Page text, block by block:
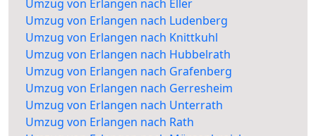
Umzug von Erlangen nach Eller
Umzug von Erlangen nach Ludenberg
Umzug von Erlangen nach Knittkuhl
Umzug von Erlangen nach Hubbelrath
Umzug von Erlangen nach Grafenberg
Umzug von Erlangen nach Gerresheim
Umzug von Erlangen nach Unterrath
Umzug von Erlangen nach Rath